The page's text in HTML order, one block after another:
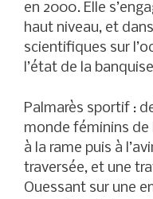
en 2000. Elle
haut niveau, et
scientifiques sur
l’état de la
Palmarès sportif :
monde féminins de
à la rame puis à
traversée, et une
Ouessant sur une